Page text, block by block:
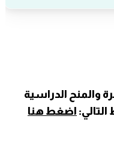
والمنح الدراسية
اضغط هنا